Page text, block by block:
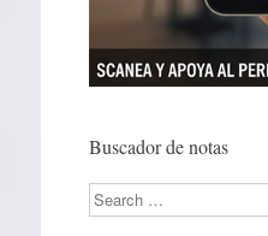
Buscador de notas
Search